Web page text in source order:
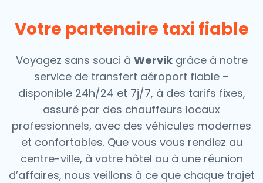
Votre partenaire taxi fiable
Voyagez sans souci à Wervikgrâce à notre
service de transfert aéroport fiable –
disponible 24h/24 et 7j/7, à des tarifs fixes,
assuré par des chauffeurs locaux
professionnels, avec des véhicules modernes
et confortables. Que vous vous rendiez au
centre-ville, à votre hôtel ou à une réunion
d’affaires, nous veillons à ce que chaque trajet